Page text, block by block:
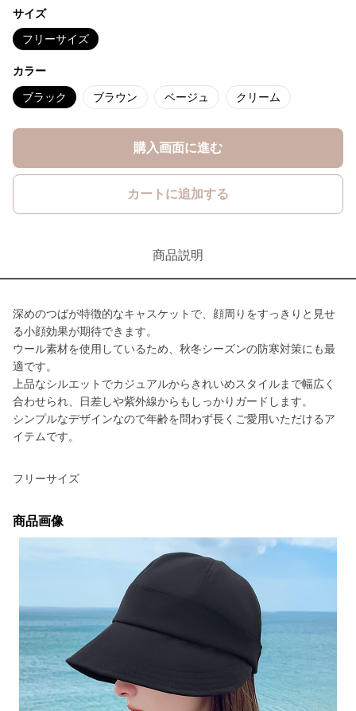
サイズ
フリーサイズ
カラー
ブラック ブラウン ベージュ クリーム
購入画面に進む
カートに追加する
商品説明
深めのつばが特徴的なキャスケットで、顔周りをすっきりと見せ
る小顔効果が期待できます。
ウール素材を使用しているため、秋冬シーズンの防寒対策にも最
適です。
上品なシルエットでカジュアルからきれいめスタイルまで幅広く
合わせられ、日差しや紫外線からもしっかりガードします。
シンプルなデザインなので年齢を問わず長くご愛用いただけるア
イテムです。
フリーサイズ
商品画像